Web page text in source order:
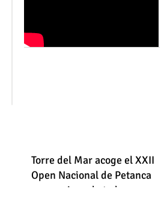
Torre del Mar acoge el XXII
Open Nacional de Petanca
con equipos de toda